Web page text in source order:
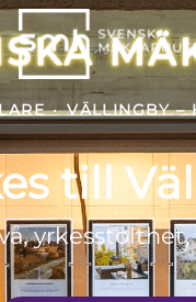
· VÄLLINGBY –
till